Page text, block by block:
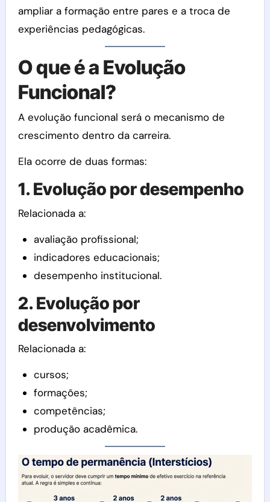
ampliar a formação entre pares e a troca de
experiências pedagógicas.
O que é a Evolução
Funcional?
A evolução funcional será o mecanismo de
crescimento dentro da carreira.
Ela ocorre de duas formas:
1. Evolução por desempenho
Relacionada a:
avaliação profissional;
indicadores educacionais;
desempenho institucional.
2. Evolução por
desenvolvimento
Relacionada a:
cursos;
formações;
competências;
produção acadêmica.